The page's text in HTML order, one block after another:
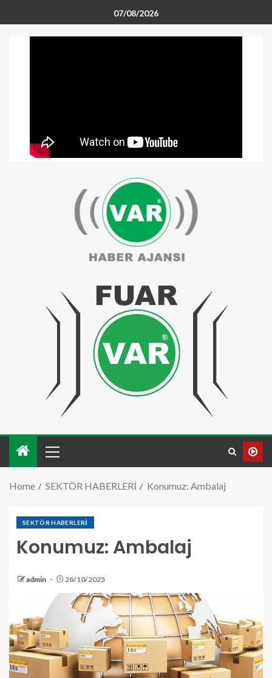
07/08/2026
Home SEKTÖR HABERLERİ Konumuz: Ambalaj
SEKTÖR HABERLERİ
Konumuz: Ambalaj
admin 28/10/2025